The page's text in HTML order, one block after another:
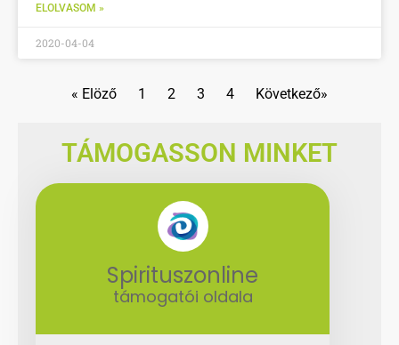
ELOLVASOM »
2020-04-04
« Elöző 1 2 3 4 Következő»
TÁMOGASSON MINKET
Spirituszonline
támogatói oldala